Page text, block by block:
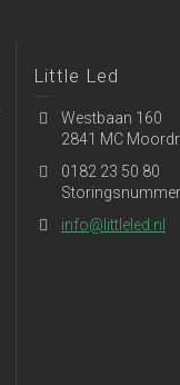
Little Led
Westbaan 160
2841 MC
0182 23 50 80
info@littleled.nl